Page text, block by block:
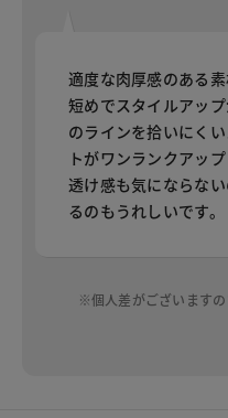
適度な肉厚感のある
短めでスタイルアッ
のラインを拾いにく
トがワンランクアッ
透け感も気にならな
るのもうれしいです。
※個人差がございますの